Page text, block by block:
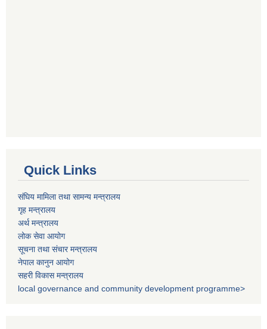
Quick Links
संघिय मामिला तथा सामन्य मन्त्रालय
गृह मन्त्रालय
अर्थ मन्त्रालय
लोक सेवा आयोग
सूचना तथा संचार मन्त्रालय
नेपाल कानुन आयोग
सहरी विकास मन्त्रालय
local governance and community development programme>